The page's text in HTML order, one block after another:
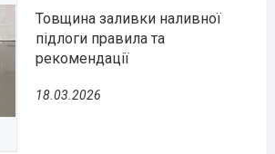
Товщина заливки наливної
підлоги правила та
рекомендації
18.03.2026